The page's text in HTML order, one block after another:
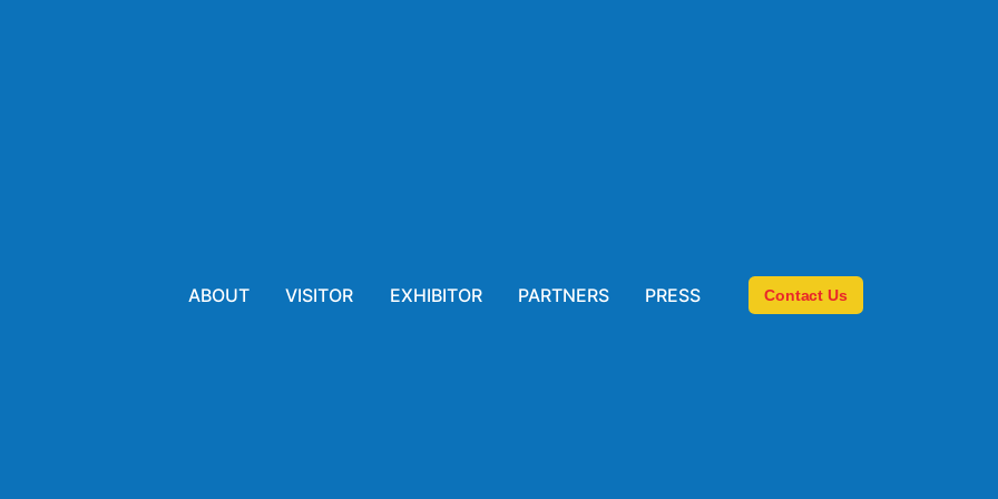
ABOUT VISITOR EXHIBITOR PARTNERS PRESS Contact Us